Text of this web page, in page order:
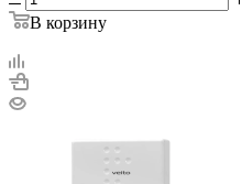
В корзину